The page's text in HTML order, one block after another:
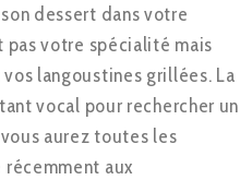
dessert dans votre
pas votre spécialité mais
langoustines grillées. La
vocal pour rechercher un
aurez toutes les
aux